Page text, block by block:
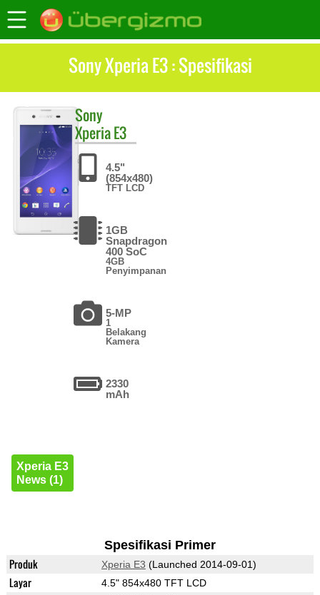
Sony Xperia E3 : Spesifikasi
Sony
Xperia E3
4.5"
(854x480)
TFT LCD
1GB
Snapdragon
400 SoC
4GB
Penyimpanan
5-MP
1
Belakang
Kamera
2330
mAh
Xperia E3
News (1)
Spesifikasi Primer
Produk Xperia E3 (Launched 2014-09-01)
Layar 4.5" 854x480 TFT LCD